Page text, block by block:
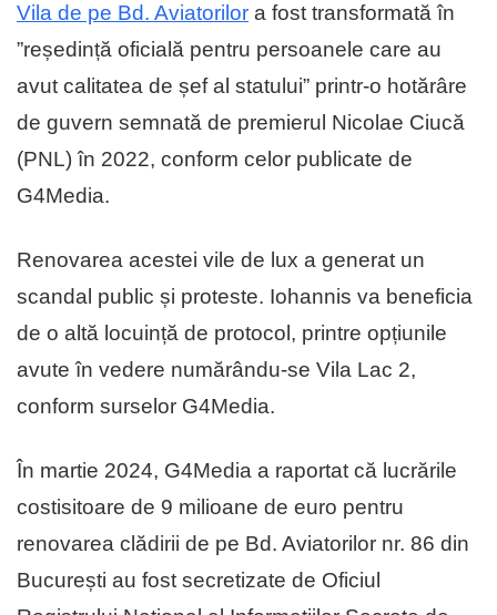
Vila de pe Bd. Aviatorilor a fost transformată în
”reședință oficială pentru persoanele care au
avut calitatea de șef al statului” printr-o hotărâre
de guvern semnată de premierul Nicolae Ciucă
(PNL) în 2022, conform celor publicate de
G4Media.
Renovarea acestei vile de lux a generat un
scandal public și proteste. Iohannis va beneficia
de o altă locuință de protocol, printre opțiunile
avute în vedere numărându-se Vila Lac 2,
conform surselor G4Media.
În martie 2024, G4Media a raportat că lucrările
costisitoare de 9 milioane de euro pentru
renovarea clădirii de pe Bd. Aviatorilor nr. 86 din
București au fost secretizate de Oficiul